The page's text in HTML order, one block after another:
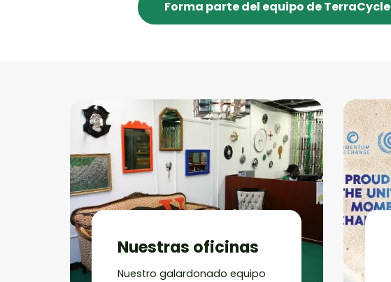
Forma parte del equipo de TerraCycle
Nuestras oficinas
Nuestro galardonado equipo